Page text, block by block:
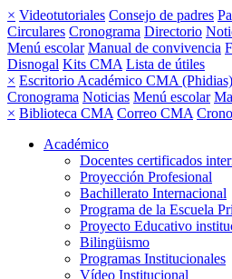
× Videotutoriales Consejo de padres
Circulares Cronograma Directorio
Menú escolar Manual de convivencia
Disnogal Kits CMA Lista de útiles
× Escritorio Académico CMA (Phidias)
Cronograma Noticias Menú escolar
× Biblioteca CMA Correo CMA
Académico
Docentes certificados
Proyección Profesional
Bachillerato Internacional
Programa de la Escuela
Proyecto Educativo
Bilingüismo
Programas Institucionales
Vídeo Institucional